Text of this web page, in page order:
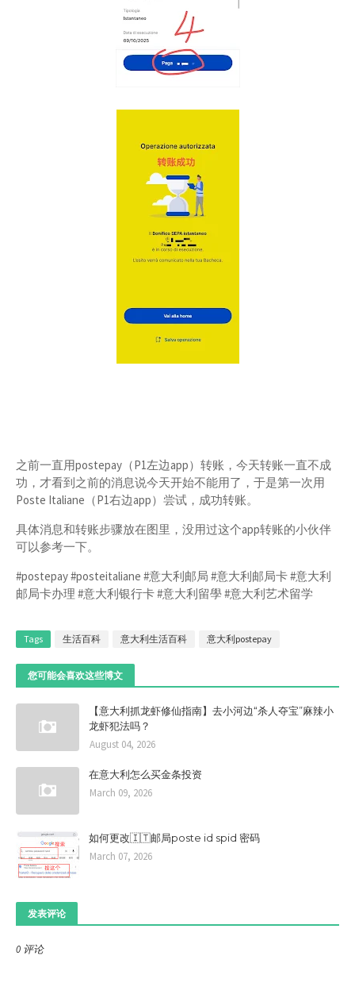
之前一直用postepay（P1左边app）转账，今天转账一直不成
功，才看到之前的消息说今天开始不能用了，于是第一次用
Poste Italiane（P1右边app）尝试，成功转账。
具体消息和转账步骤放在图里，没用过这个app转账的小伙伴
可以参考一下。
#postepay #posteitaliane #意大利邮局 #意大利邮局卡 #意大利
邮局卡办理 #意大利银行卡 #意大利留學 #意大利艺术留学
Tags 生活百科 意大利生活百科 意大利postepay
您可能会喜欢这些博文
【意大利抓龙虾修仙指南】去小河边“杀人夺宝”麻辣小
龙虾犯法吗？
August 04, 2026
在意大利怎么买金条投资
March 09, 2026
如何更改🇮🇹邮局poste id spid 密码
March 07, 2026
发表评论
0 评论